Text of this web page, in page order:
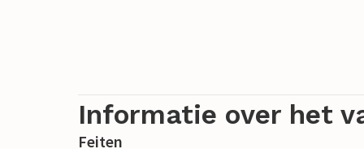
Informatie over het
Feiten